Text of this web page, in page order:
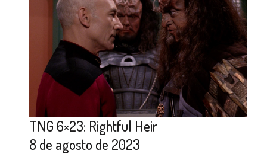
TNG 6×23: Rightful Heir
8 de agosto de 2023